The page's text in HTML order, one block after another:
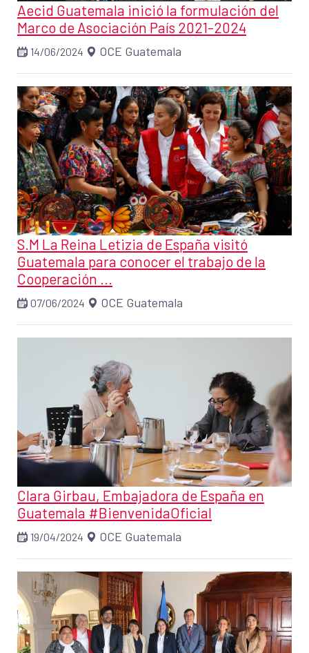
Aecid Guatemala inició la formulación del
Marco de Asociación País 2021-2024
14/06/2024 OCE Guatemala
S.M La Reina Letizia de España visitó
Guatemala para conocer el trabajo de la
Cooperación ...
07/06/2024 OCE Guatemala
Clara Girbau, Embajadora de España en
Guatemala #BienvenidaOficial
19/04/2024 OCE Guatemala